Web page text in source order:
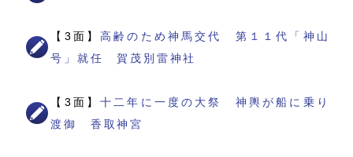
【3面】高齢のため神馬交代 第１１代「神山
号」就任 賀茂別雷神社
【3面】十二年に一度の大祭 神輿が船に乗り
渡御 香取神宮